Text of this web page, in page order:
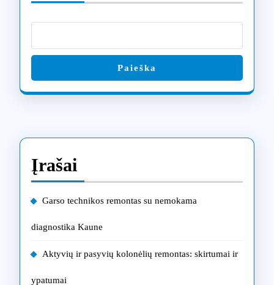
Paieška
Įrašai
Garso technikos remontas su nemokama
diagnostika Kaune
Aktyvių ir pasyvių kolonėlių remontas: skirtumai ir
ypatumai